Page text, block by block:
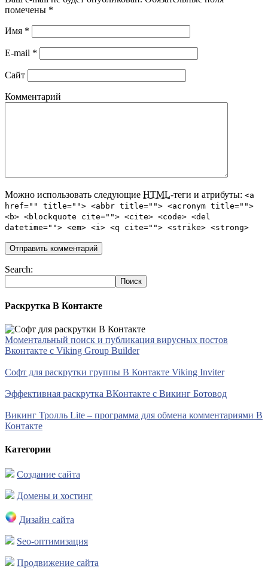
помечены *
Имя *
E-mail *
Сайт
Комментарий
Можно использовать следующие HTML-теги и атрибуты: <a
href="" title=""> <abbr title=""> <acronym title="">
<b> <blockquote cite=""> <cite> <code> <del
datetime=""> <em> <i> <q cite=""> <strike> <strong>
Search:
Раскрутка В Контакте
Моментальный поиск и публикация вирусных постов
Вконтакте с Viking Group Builder
Софт для раскрутки группы В Контакте Viking Inviter
Эффективная раскрутка ВКонтакте с Викинг Ботовод
Викинг Тролль Lite – программа для обмена комментариями В
Контакте
Категории
Создание сайта
Домены и хостинг
Дизайн сайта
Seo-оптимизация
Продвижение сайта